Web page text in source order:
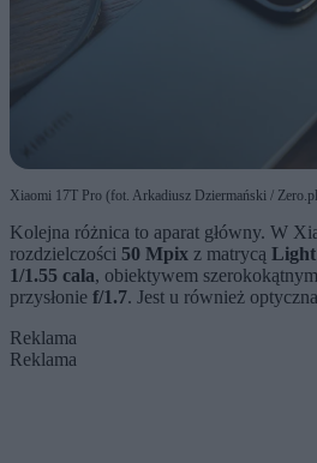
Xiaomi 17T Pro (fot. Arkadiusz Dziermański /
Kolejna różnica to aparat główny. W
rozdzielczości 50 Mpix z matrycą Light
1/1.55 cala, obiektywem
przysłonie f/1.7. Jest u również
Reklama
Reklama